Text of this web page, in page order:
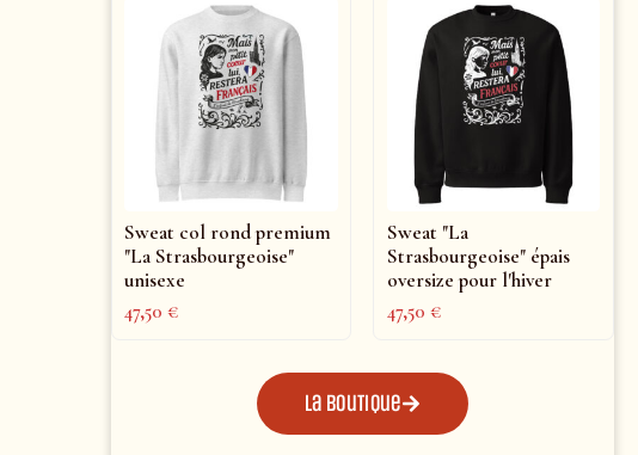
Sweat col rond premium
"La Strasbourgeoise"
unisexe
47,50€
Sweat "La
Strasbourgeoise" épais
oversize pour l'hiver
47,50€
La boutique